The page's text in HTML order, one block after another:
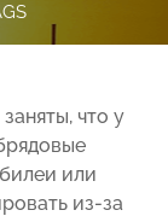
что у
или
из-за